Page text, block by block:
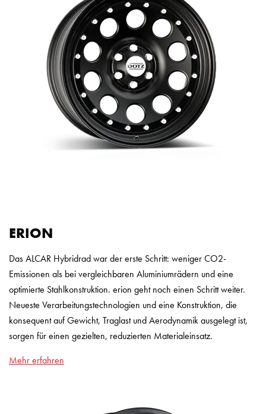
ERION
Das ALCAR Hybridrad war der erste Schritt: weniger CO2-
Emissionen als bei vergleichbaren Aluminiumrädern und eine
optimierte Stahlkonstruktion. erion geht noch einen Schritt weiter.
Neueste Verarbeitungstechnologien und eine Konstruktion, die
konsequent auf Gewicht, Traglast und Aerodynamik ausgelegt ist,
sorgen für einen gezielten, reduzierten Materialeinsatz.
Mehr erfahren